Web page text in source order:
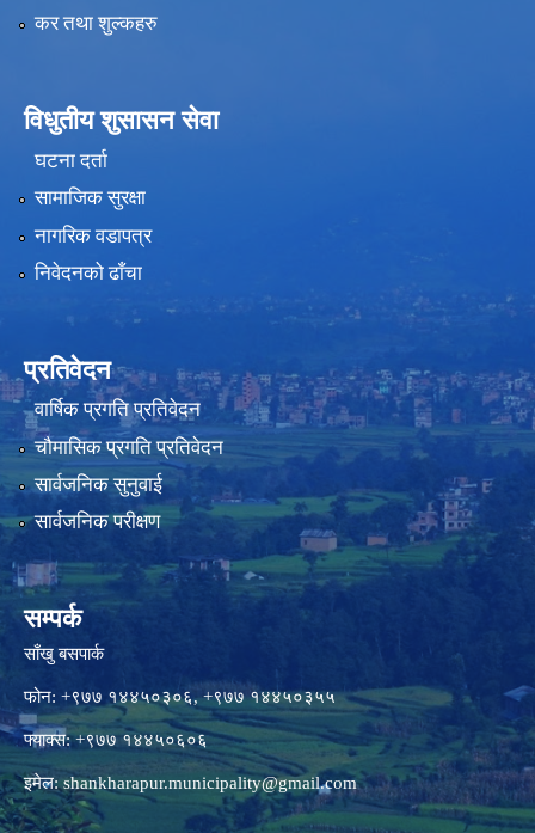
कर तथा शुल्कहरु
विधुतीय शुसासन सेवा
घटना दर्ता
सामाजिक सुरक्षा
नागरिक वडापत्र
निवेदनको ढाँचा
प्रतिवेदन
वार्षिक प्रगति प्रतिवेदन
चौमासिक प्रगति प्रतिवेदन
सार्वजनिक सुनुवाई
सार्वजनिक परीक्षण
सम्पर्क
साँखु बसपार्क
फोन: +९७७ १४४५०३०६, +९७७ १४४५०३५५
फ्याक्स: +९७७ १४४५०६०६
इमेल:shankharapur.municipality@gmail.com